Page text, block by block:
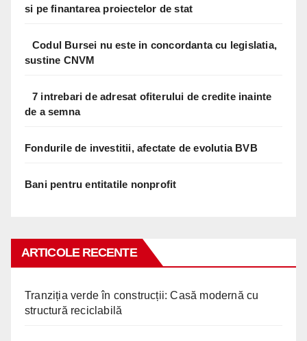
si pe finantarea proiectelor de stat
Codul Bursei nu este in concordanta cu legislatia,
sustine CNVM
7 intrebari de adresat ofiterului de credite inainte
de a semna
Fondurile de investitii, afectate de evolutia BVB
Bani pentru entitatile nonprofit
ARTICOLE RECENTE
Tranziția verde în construcții: Casă modernă cu
structură reciclabilă